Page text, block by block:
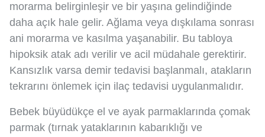
morarma belirginleşir ve bir yaşına gelindiğinde
daha açık hale gelir. Ağlama veya dışkılama sonrası
ani morarma ve kasılma yaşanabilir. Bu tabloya
hipoksik atak adı verilir ve acil müdahale gerektirir.
Kansızlık varsa demir tedavisi başlanmalı, atakların
tekrarını önlemek için ilaç tedavisi uygulanmalıdır.
Bebek büyüdükçe el ve ayak parmaklarında çomak
parmak (tırnak yataklarının kabarıklığı ve